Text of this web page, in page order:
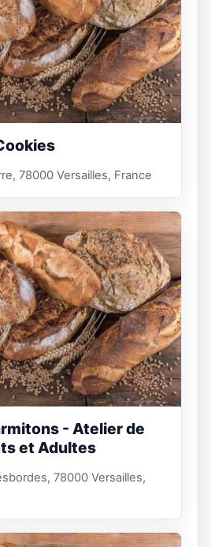
78000 Versailles, France
- Atelier de
et Adultes
78000 Versailles,